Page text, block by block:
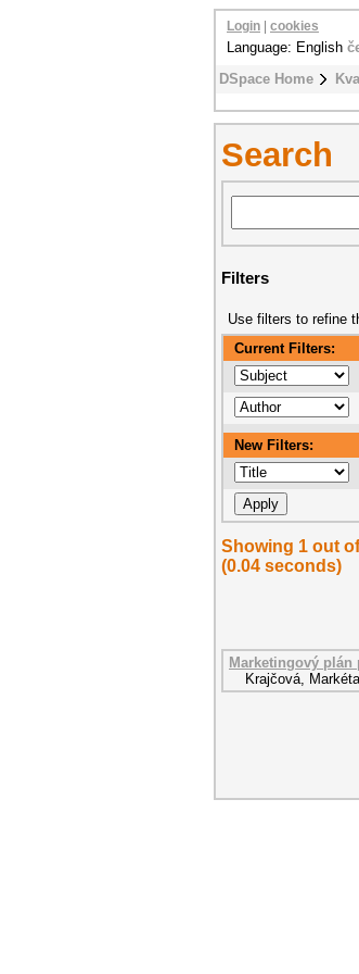
DSpace Home
Login cookies
Language: English
Search
Filters
Use filters to refine
Current Filters:
New Filters:
Showing 1 out
(0.04 seconds)
Marketingový plán
Krajčová, Markéta